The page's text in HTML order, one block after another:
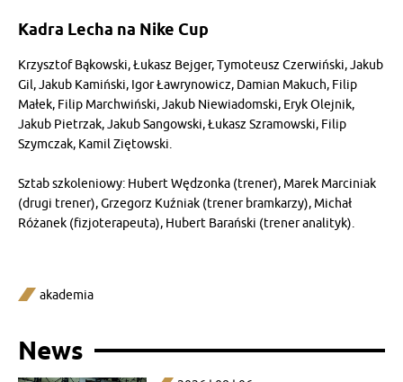
Kadra Lecha na Nike Cup
Krzysztof Bąkowski, Łukasz Bejger, Tymoteusz Czerwiński, Jakub
Gil, Jakub Kamiński, Igor Ławrynowicz, Damian Makuch, Filip
Małek, Filip Marchwiński, Jakub Niewiadomski, Eryk Olejnik,
Jakub Pietrzak, Jakub Sangowski, Łukasz Szramowski, Filip
Szymczak, Kamil Ziętowski.
Sztab szkoleniowy: Hubert Wędzonka (trener), Marek Marciniak
(drugi trener), Grzegorz Kuźniak (trener bramkarzy), Michał
Różanek (fizjoterapeuta), Hubert Barański (trener analityk).
akademia
News